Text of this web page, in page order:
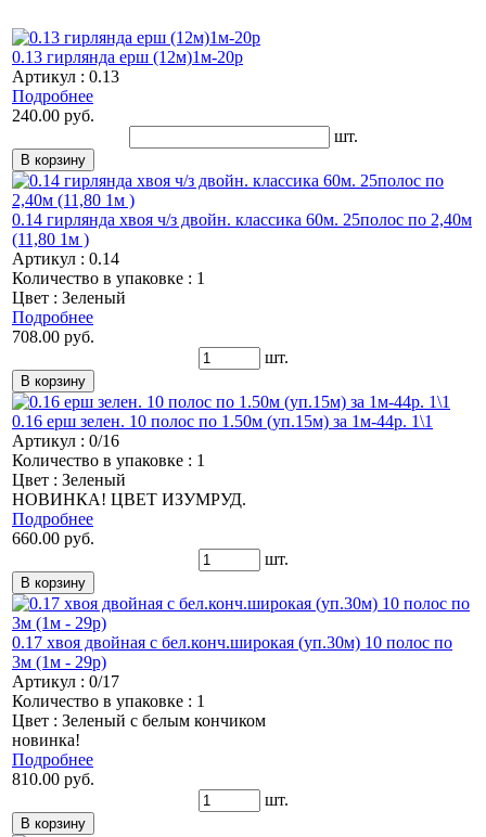
0.13 гирлянда ерш (12м)1м-20р
Артикул : 0.13
Подробнее
240.00 руб.
шт.
0.14 гирлянда хвоя ч/з двойн. классика 60м. 25полос по 2,40м
(11,80 1м )
Артикул : 0.14
Количество в упаковке : 1
Цвет : Зеленый
Подробнее
708.00 руб.
шт.
0.16 ерш зелен. 10 полос по 1.50м (уп.15м) за 1м-44р. 1\1
Артикул : 0/16
Количество в упаковке : 1
Цвет : Зеленый
НОВИНКА! ЦВЕТ ИЗУМРУД.
Подробнее
660.00 руб.
шт.
0.17 хвоя двойная с бел.конч.широкая (уп.30м) 10 полос по
3м (1м - 29р)
Артикул : 0/17
Количество в упаковке : 1
Цвет : Зеленый с белым кончиком
новинка!
Подробнее
810.00 руб.
шт.